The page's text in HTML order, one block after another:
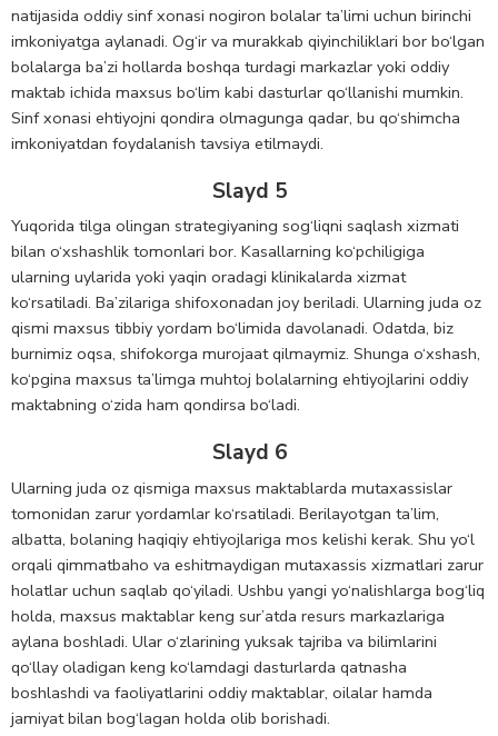
natijasida oddiy sinf xonasi nogiron bolalar ta’limi uchun birinchi
imkoniyatga aylanadi. Og‘ir va murakkab qiyinchiliklari bor bo‘lgan
bolalarga ba’zi hollarda boshqa turdagi markazlar yoki oddiy
maktab ichida maxsus bo‘lim kabi dasturlar qo‘llanishi mumkin.
Sinf xonasi ehtiyojni qondira olmagunga qadar, bu qo‘shimcha
imkoniyatdan foydalanish tavsiya etilmaydi.
Slayd 5
Yuqorida tilga olingan strategiyaning sog‘liqni saqlash xizmati
bilan o‘xshashlik tomonlari bor. Kasallarning ko‘pchiligiga
ularning uylarida yoki yaqin oradagi klinikalarda xizmat
ko‘rsatiladi. Ba’zilariga shifoxonadan joy beriladi. Ularning juda oz
qismi maxsus tibbiy yordam bo‘limida davolanadi. Odatda, biz
burnimiz oqsa, shifokorga murojaat qilmaymiz. Shunga o‘xshash,
ko‘pgina maxsus ta’limga muhtoj bolalarning ehtiyojlarini oddiy
maktabning o‘zida ham qondirsa bo‘ladi.
Slayd 6
Ularning juda oz qismiga maxsus maktablarda mutaxassislar
tomonidan zarur yordamlar ko‘rsatiladi. Berilayotgan ta’lim,
albatta, bolaning haqiqiy ehtiyojlariga mos kelishi kerak. Shu yo‘l
orqali qimmatbaho va eshitmaydigan mutaxassis xizmatlari zarur
holatlar uchun saqlab qo‘yiladi. Ushbu yangi yo‘nalishlarga bog‘liq
holda, maxsus maktablar keng sur’atda resurs markazlariga
aylana boshladi. Ular o‘zlarining yuksak tajriba va bilimlarini
qo‘llay oladigan keng ko‘lamdagi dasturlarda qatnasha
boshlashdi va faoliyatlarini oddiy maktablar, oilalar hamda
jamiyat bilan bog‘lagan holda olib borishadi.